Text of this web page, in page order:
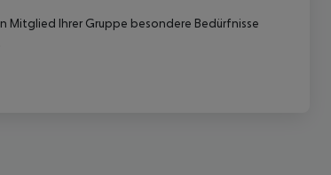
Mitglied Ihrer Gruppe besondere Bedürfnisse